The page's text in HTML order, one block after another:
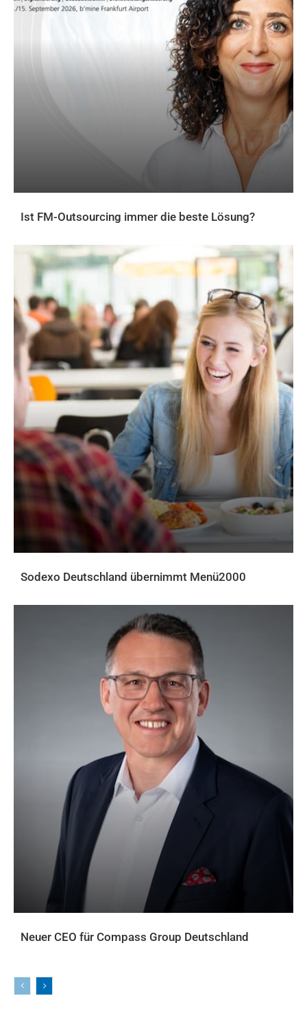
Ist FM-Outsourcing immer die beste Lösung?
Sodexo Deutschland übernimmt Menü2000
Neuer CEO für Compass Group Deutschland